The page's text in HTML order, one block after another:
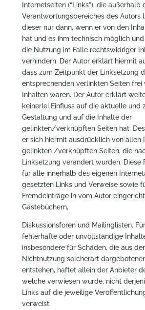
Internetseiten (“Links”), die außerhalb
Verantwortungsbereiches des Autors
dieser nur dann, wenn er von den
hat und es ihm technisch möglich
die Nutzung im Falle rechtswidriger
verhindern. Der Autor erklärt hiermit
dass zum Zeitpunkt der Linksetzung
entsprechenden verlinkten Seiten frei
Inhalten waren. Der Autor erklärt
keinerlei Einfluss auf die aktuelle und
Gestaltung und auf die Inhalte der
gelinkten/verknüpften Seiten hat.
er sich hiermit ausdrücklich von allen
gelinkten /verknüpften Seiten, die
Linksetzung verändert wurden. Diese
für alle innerhalb des eigenen
gesetzten Links und Verweise sowie
Fremdeinträge in vom Autor
Gästebüchern,
Diskussionsforen und Mailinglisten.
fehlerhafte oder unvollständige
insbesondere für Schäden, die aus
Nichtnutzung solcherart
entstehen, haftet allein der Anbieter
welche verwiesen wurde, nicht
Links auf die jeweilige
verweist.